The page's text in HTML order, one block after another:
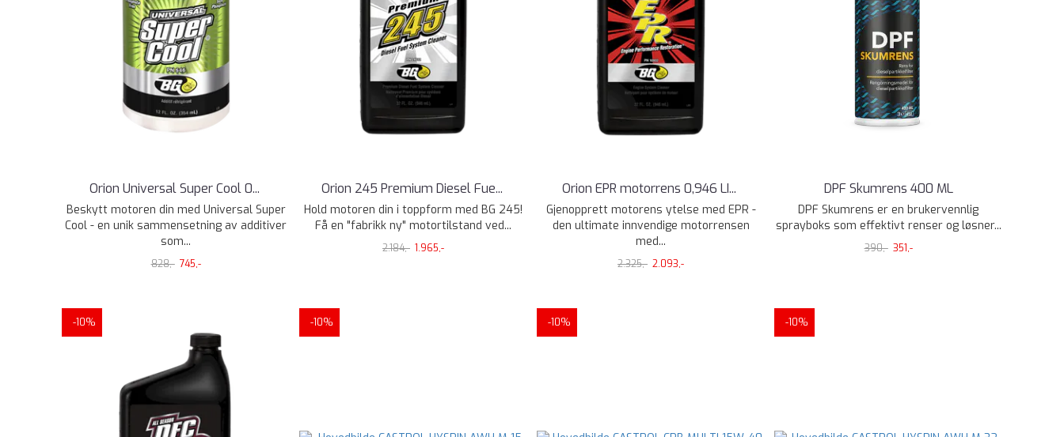
Orion Universal Super Cool 0...
Beskytt motoren din med Universal Super
Cool - en unik sammensetning av additiver
som...
828,- 745,-
Orion 245 Premium Diesel Fue...
Hold motoren din i toppform med BG 245!
Få en "fabrikk ny" motortilstand ved...
2.184,- 1.965,-
Orion EPR motorrens 0,946 LI...
Gjenopprett motorens ytelse med EPR -
den ultimate innvendige motorrensen
med...
2.325,- 2.093,-
DPF Skumrens 400 ML
DPF Skumrens er en brukervennlig
sprayboks som effektivt renser og løsner...
390,- 351,-
-10% -10% -10% -10%